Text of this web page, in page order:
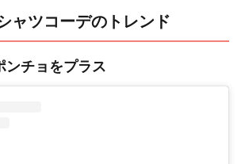
ャツコーデのトレンド
チョをプラス